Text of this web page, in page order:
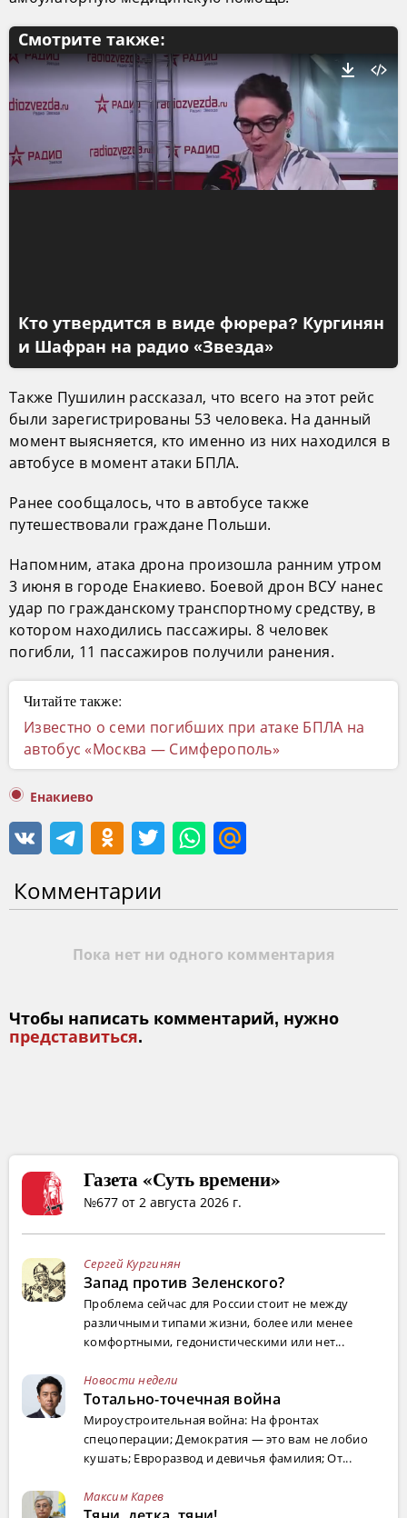
Смотрите также:
Кто утвердится в виде фюрера? Кургинян
и Шафран на радио «Звезда»
Также Пушилин рассказал, что всего на этот рейс
были зарегистрированы 53 человека. На данный
момент выясняется, кто именно из них находился в
автобусе в момент атаки БПЛА.
Ранее сообщалось, что в автобусе также
путешествовали граждане Польши.
Напомним, атака дрона произошла ранним утром
3 июня в городе Енакиево. Боевой дрон ВСУ нанес
удар по гражданскому транспортному средству, в
котором находились пассажиры. 8 человек
погибли, 11 пассажиров получили ранения.
Читайте также:
Известно о семи погибших при атаке БПЛА на
автобус «Москва — Симферополь»
Енакиево
Комментарии
Пока нет ни одного комментария
Чтобы написать комментарий, нужно
представиться.
Газета «Суть времени»
№677 от 2 августа 2026 г.
Сергей Кургинян
Запад против Зеленского?
Проблема сейчас для России стоит не между
различными типами жизни, более или менее
комфортными, гедонистическими или нет...
Новости недели
Тотально-точечная война
Мироустроительная война: На фронтах
спецоперации; Демократия — это вам не лобио
кушать; Евроразвод и девичья фамилия; От...
Максим Карев